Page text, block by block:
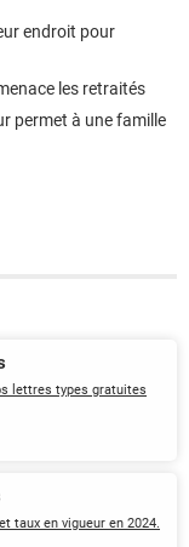
endroit pour
les retraités
permet à une famille
lettres types gratuites
taux en vigueur en 2024.